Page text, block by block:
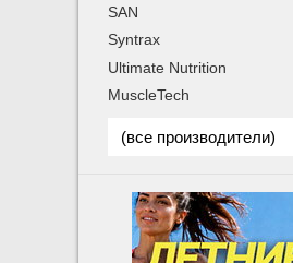
SAN
Syntrax
Ultimate Nutrition
MuscleTech